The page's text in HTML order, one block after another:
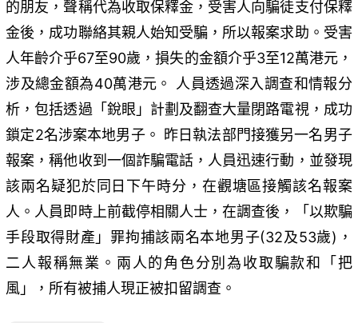
的朋友，聲稱代為收取保釋金，受害人向騙徒支付保釋
金後，成功聯絡其親人始知受騙，所以報案求助。受害
人年齡介乎67至90歲，損失的金額介乎3至12萬港元，
涉及總金額為40萬港元。 人員透過深入調查和情報分
析，包括透過「銳眼」計劃及翻查大量閉路電視，成功
鎖定2名涉案本地男子。 昨日執法部門接獲另一名男子
報案，稱他收到一個詐騙電話，人員迅速行動，並發現
該兩名疑犯於同日下午時分，在觀塘區接觸該名報案
人。人員即時上前截停相關人士，在調查後，「以欺騙
手段取得財產」罪拘捕該兩名本地男子(32及53歲)，
二人報稱無業。兩人的角色分別為收取騙款和「把
風」，所有被捕人現正被扣留調查。